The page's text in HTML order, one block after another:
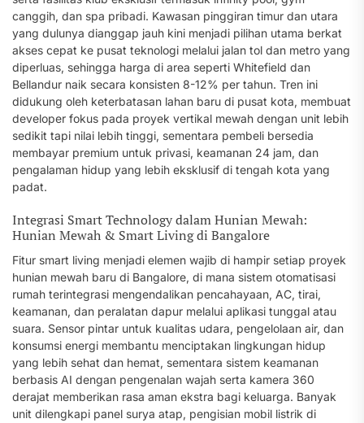
canggih, dan spa pribadi. Kawasan pinggiran timur dan utara
yang dulunya dianggap jauh kini menjadi pilihan utama berkat
akses cepat ke pusat teknologi melalui jalan tol dan metro yang
diperluas, sehingga harga di area seperti Whitefield dan
Bellandur naik secara konsisten 8-12% per tahun. Tren ini
didukung oleh keterbatasan lahan baru di pusat kota, membuat
developer fokus pada proyek vertikal mewah dengan unit lebih
sedikit tapi nilai lebih tinggi, sementara pembeli bersedia
membayar premium untuk privasi, keamanan 24 jam, dan
pengalaman hidup yang lebih eksklusif di tengah kota yang
padat.
Integrasi Smart Technology dalam Hunian Mewah:
Hunian Mewah & Smart Living di Bangalore
Fitur smart living menjadi elemen wajib di hampir setiap proyek
hunian mewah baru di Bangalore, di mana sistem otomatisasi
rumah terintegrasi mengendalikan pencahayaan, AC, tirai,
keamanan, dan peralatan dapur melalui aplikasi tunggal atau
suara. Sensor pintar untuk kualitas udara, pengelolaan air, dan
konsumsi energi membantu menciptakan lingkungan hidup
yang lebih sehat dan hemat, sementara sistem keamanan
berbasis AI dengan pengenalan wajah serta kamera 360
derajat memberikan rasa aman ekstra bagi keluarga. Banyak
unit dilengkapi panel surya atap, pengisian mobil listrik di